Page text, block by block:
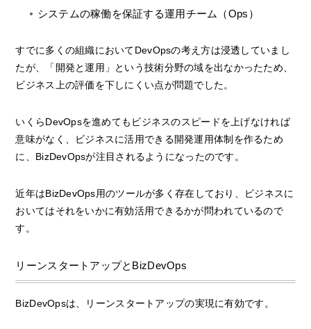
システムの稼働を保証する運用チーム（Ops）
すでに多くの組織においてDevOpsの考え方は浸透していまし
たが、「開発と運用」という技術分野の域を出なかったため、
ビジネス上の評価を下しにくい点が問題でした。
いくらDevOpsを進めてもビジネスのスピードを上げなければ
意味がなく、ビジネスに活用できる開発運用体制を作るため
に、BizDevOpsが注目されるようになったのです。
近年はBizDevOps用のツールが多く存在しており、ビジネスに
おいてはそれをいかに有効活用できるかが問われているので
す。
リーンスタートアップとBizDevOps
BizDevOpsは、リーンスタートアップの実現に有効です。